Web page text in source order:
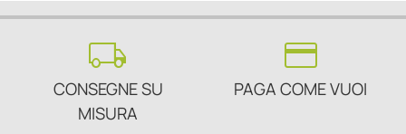
local_shipping
CONSEGNE SU
MISURA
credit_card
PAGA COME VUOI